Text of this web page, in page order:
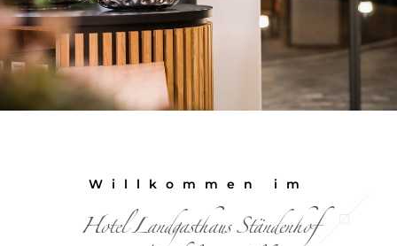
Willkommen im
Hotel Landgasthaus Ständenhof